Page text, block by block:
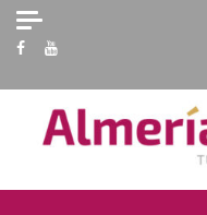
Skip
content
Facebook
Youtube